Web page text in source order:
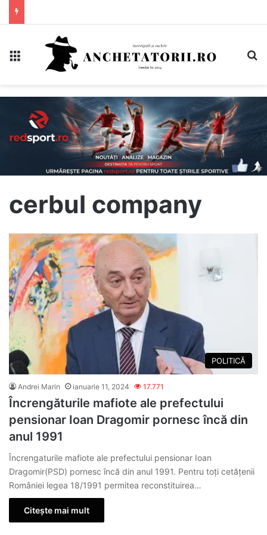
cerbul company
POLITICĂ
Andrei Marin ianuarie 11, 2024 17.771
Încrengăturile mafiote ale prefectului
pensionar Ioan Dragomir pornesc încă din
anul 1991
Încrengaturile mafiote ale prefectului pensionar Ioan
Dragomir(PSD) pornesc încă din anul 1991. Pentru toți cetățenii
României legea 18/1991 permitea reconstituirea…
Citește mai mult